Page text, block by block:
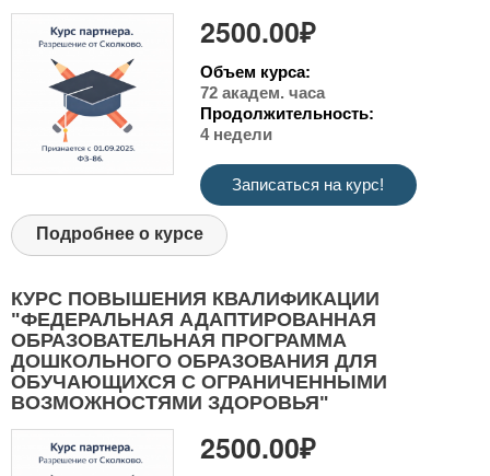
2500.00₽
Объем курса:
72 академ. часа
Продолжительность:
4 недели
Записаться на курс!
Подробнее о курсе
КУРС ПОВЫШЕНИЯ КВАЛИФИКАЦИИ
"ФЕДЕРАЛЬНАЯ АДАПТИРОВАННАЯ
ОБРАЗОВАТЕЛЬНАЯ ПРОГРАММА
ДОШКОЛЬНОГО ОБРАЗОВАНИЯ ДЛЯ
ОБУЧАЮЩИХСЯ С ОГРАНИЧЕННЫМИ
ВОЗМОЖНОСТЯМИ ЗДОРОВЬЯ"
2500.00₽